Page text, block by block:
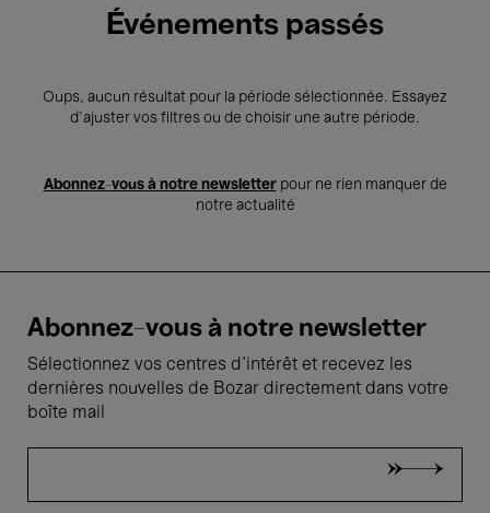
Événements passés
Oups, aucun résultat pour la période sélectionnée. Essayez
d’ajuster vos filtres ou de choisir une autre période.
Abonnez-vous à notre newsletterpour ne rien manquer de
notre actualité
Abonnez-vous à notre newsletter
Sélectionnez vos centres d'intérêt et recevez les
dernières nouvelles de Bozar directement dans votre
boîte mail